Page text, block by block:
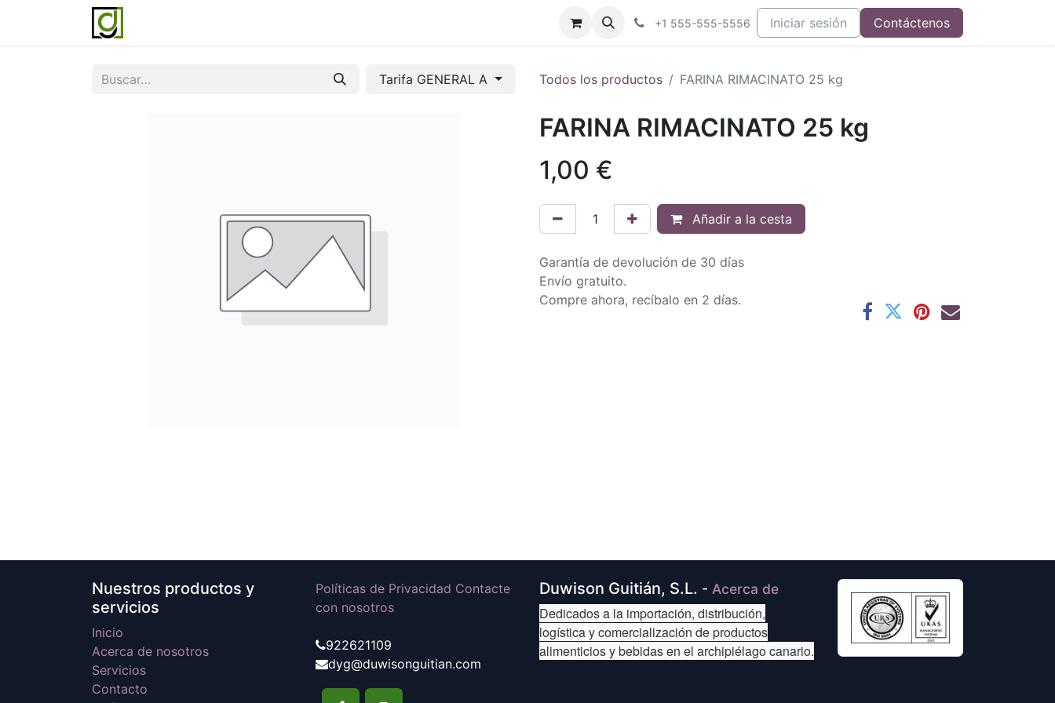
Blog Contáctenos
+1 555-555-5556 Iniciar sesión Contáctenos
Tarifa GENERAL A Todos los productos FARINA RIMACINATO 25 kg
FARINA RIMACINATO 25 kg
1,00 €
Añadir a la cesta
Garantía de devolución de 30 días
Envío gratuito.
Compre ahora, recíbalo en 2 días.
Nuestros productos y
servicios
Inicio
Acerca de nosotros
Servicios
Contacto
Políticas de Privacidad Contacte
con nosotros
922621109
dyg@duwisonguitian.com
Duwison Guitián, S.L. - Acerca de
Dedicados a la importación, distribución,
logística y comercialización de productos
alimenticios y bebidas en el archipiélago canario.